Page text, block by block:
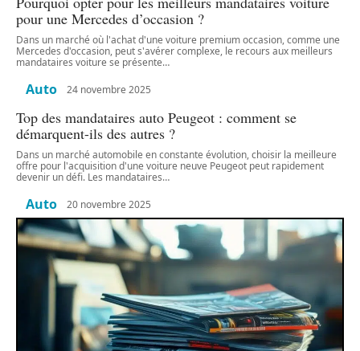
pour une Mercedes d’occasion ?
Dans un marché où l'achat d'une voiture premium occasion, comme une
Mercedes d'occasion, peut s'avérer complexe, le recours aux meilleurs
mandataires voiture se présente…
Auto 24 novembre 2025
Top des mandataires auto Peugeot : comment se
démarquent-ils des autres ?
Dans un marché automobile en constante évolution, choisir la meilleure
offre pour l'acquisition d'une voiture neuve Peugeot peut rapidement
devenir un défi. Les mandataires…
Auto 20 novembre 2025